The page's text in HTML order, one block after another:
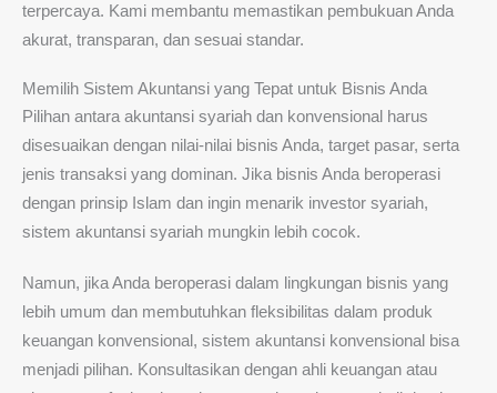
terpercaya. Kami membantu memastikan pembukuan Anda
akurat, transparan, dan sesuai standar.
Memilih Sistem Akuntansi yang Tepat untuk Bisnis Anda
Pilihan antara akuntansi syariah dan konvensional harus
disesuaikan dengan nilai-nilai bisnis Anda, target pasar, serta
jenis transaksi yang dominan. Jika bisnis Anda beroperasi
dengan prinsip Islam dan ingin menarik investor syariah,
sistem akuntansi syariah mungkin lebih cocok.
Namun, jika Anda beroperasi dalam lingkungan bisnis yang
lebih umum dan membutuhkan fleksibilitas dalam produk
keuangan konvensional, sistem akuntansi konvensional bisa
menjadi pilihan. Konsultasikan dengan ahli keuangan atau